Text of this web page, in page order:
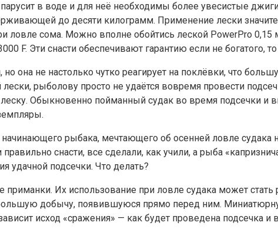
в воде и для неё необходимы более увесистые
до десяти килограмм. Применение лески
ловле сома. Можно вполне обойтись леской PowerPro
F. Эти снасти обеспечивают гарантию если не богатого,
она не настолько чутко реагирует на поклёвки, что
рыболову просто не удаётся вовремя провести
Обыкновенно пойманный судак во время подсечки и
начинающего рыбака, мечтающего об осенней ловле
снасти, все сделали, как учили, а рыба
удачной подсечки. Что делать?
Их использование при ловле судака может
добычу, появившуюся прямо перед ним.
исход «сражения» — как будет проведена подсечка